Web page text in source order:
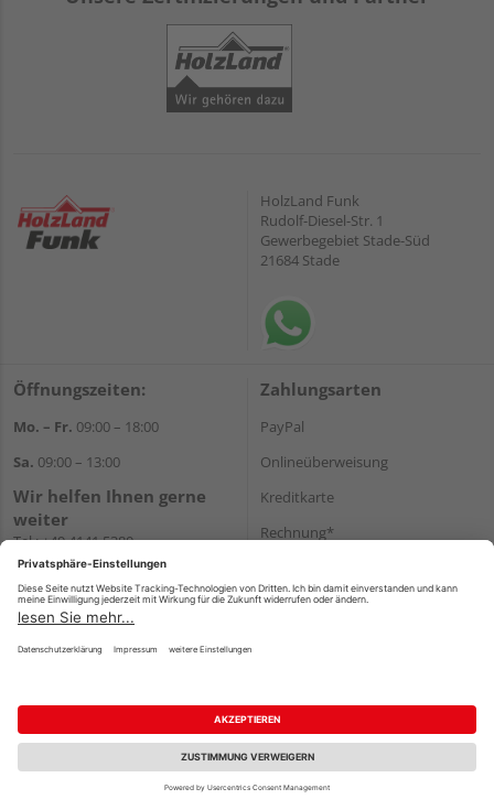
HolzLand Funk
Rudolf-Diesel-Str. 1
Gewerbegebiet Stade-Süd
21684 Stade
Öffnungszeiten:
Mo. – Fr. 09:00 – 18:00
Sa. 09:00 – 13:00
Wir helfen Ihnen gerne
weiter
Tel.:+49 4141 5380
E-Mail:shop@holzland-funk.de
WhatsApp
Zahlungsarten
PayPal
Onlineüberweisung
Kreditkarte
Rechnung*
Versand
Impressum AGB Widerruf
Datenschutz
Reservierungsbedingungen
Vertrag widerrufen